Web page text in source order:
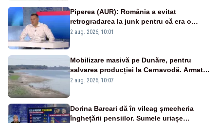
Piperea (AUR): România a evitat
retrogradarea la junk pentru că era o
catastrofă pentru bănci și fondurile de
2 aug. 2026, 10:01
Mobilizare masivă pe Dunăre, pentru
salvarea producției la Cernavodă. Armata
va detona o stâncă și va devia apa
2 aug. 2026, 10:07
Dorina Barcari dă în vileag șmecheria
înghețării pensiilor. Sumele uriașe